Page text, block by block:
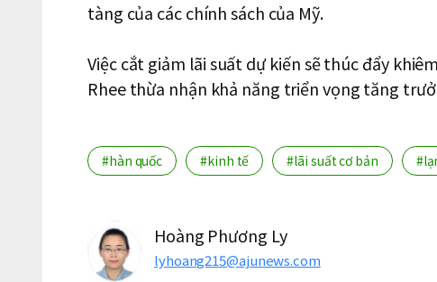
tàng của các chính sách của Mỹ.
Việc cắt giảm lãi suất dự kiến ​​sẽ thúc đẩy
Rhee thừa nhận khả năng triển vọng tăng
#hàn quốc #kinh tế #lãi suất cơ bản
Hoàng Phương Ly
lyhoang215@ajunews.com